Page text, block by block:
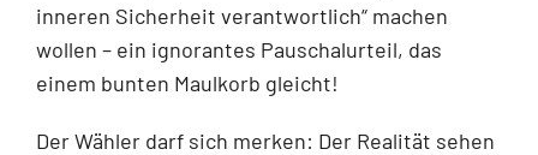
inneren Sicherheit verantwortlich“ machen
wollen – ein ignorantes Pauschalurteil, das
einem bunten Maulkorb gleicht!
Der Wähler darf sich merken: Der Realität sehen